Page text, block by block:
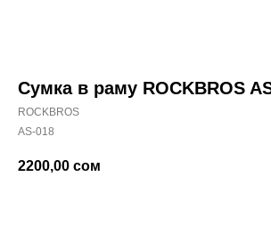
Сумка в раму ROCKBROS
ROCKBROS
AS-018
2200,00 сом